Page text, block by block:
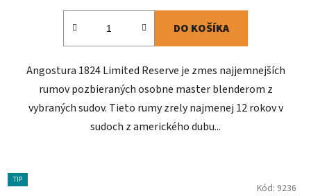
DO KOŠÍKA
Angostura 1824 Limited Reserve je zmes najjemnejších
rumov pozbieraných osobne master blenderom z
vybraných sudov. Tieto rumy zrely najmenej 12 rokov v
sudoch z amerického dubu...
TIP
Kód: 9236